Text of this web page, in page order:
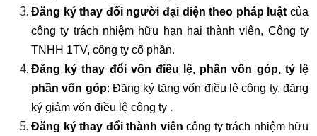
Đăng ký thay đổi người đại diện theo pháp luật của
công ty trách nhiệm hữu hạn hai thành viên, Công ty
TNHH 1TV, công ty cổ phần.
Đăng ký thay đổi vốn điều lệ, phần vốn góp, tỷ lệ
phần vốn góp: Đăng ký tăng vốn điều lệ công ty, đăng
ký giảm vốn điều lệ công ty .
Đăng ký thay đổi thành viên công ty trách nhiệm hữu